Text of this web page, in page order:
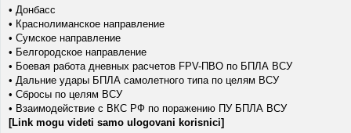
• Донбасс
• Краснолиманское направление
• Сумское направление
• Белгородское направление
• Боевая работа дневных расчетов FPV-ПВО по БПЛА ВСУ
• Дальние удары БПЛА самолетного типа по целям ВСУ
• Сбросы по целям ВСУ
• Взаимодействие с ВКС РФ по поражению ПУ БПЛА ВСУ
[Link mogu videti samo ulogovani korisnici]